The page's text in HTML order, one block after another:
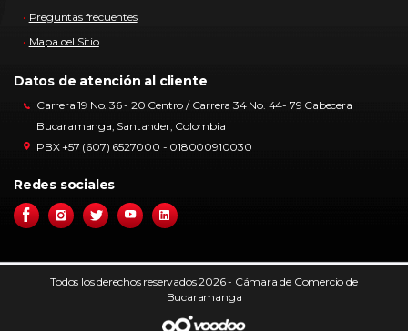
Preguntas frecuentes
Mapa del Sitio
Datos de atención al cliente
Carrera 19 No. 36 - 20 Centro / Carrera 34 No. 44- 79 Cabecera
Bucaramanga, Santander, Colombia
PBX +57 (607) 6527000 - 018000910030
Redes sociales
Todos los derechos reservados 2026 - Cámara de Comercio de
Bucaramanga